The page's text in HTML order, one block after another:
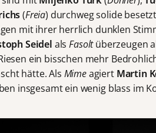
(Freia) durchweg solide
mit ihrer herrlich dunklen
Seidel als Fasoltüberzeugen
ein bisschen mehr
hätte. Als Mimeagiert Martin
insgesamt ein wenig blass im